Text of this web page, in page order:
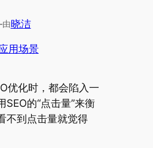
由晓洁
用场景
优化时，都会陷入一
SEO的“点击量”来衡
不到点击量就觉得